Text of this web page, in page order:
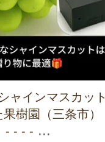
ャインマスカット
樹園（三条市）
- - - - ...